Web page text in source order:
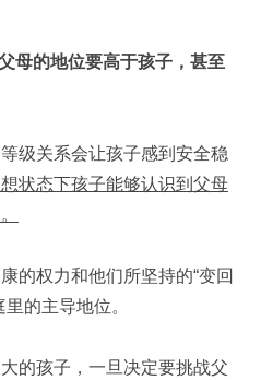
母的地位要高于孩子，甚至
级关系会让孩子感到安全稳
状态下孩子能够认识到父母
的权力和他们所坚持的“变回
的主导地位。
的孩子，一旦决定要挑战父